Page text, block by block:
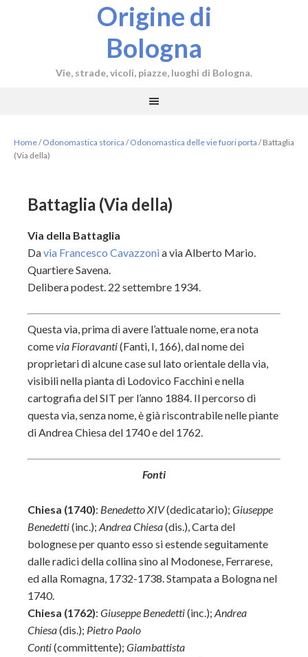
Origine di
Bologna
Vie, strade, vicoli, piazze, luoghi di Bologna.
Home/ Odonomastica storica / Odonomastica delle vie fuori porta /Battaglia
(Via della)
Battaglia (Via della)
Via della Battaglia
Davia Francesco Cavazzonia via Alberto Mario.
Quartiere Savena.
Delibera podest. 22 settembre 1934.
Questa via, prima di avere l’attuale nome, era nota
comevia Fioravanti(Fanti, I, 166), dal nome dei
proprietari di alcune case sul lato orientale della via,
visibili nella pianta di Lodovico Facchini e nella
cartografia del SIT per l’anno 1884. Il percorso di
questa via, senza nome, è già riscontrabile nelle piante
di Andrea Chiesa del 1740 e del 1762.
Fonti
Chiesa (1740): Benedetto XIV(dedicatario); Giuseppe
Benedetti(inc.); Andrea Chiesa(dis.), Carta del
bolognese per quanto esso si estende seguitamente
dalle radici della collina sino al Modonese, Ferrarese,
ed alla Romagna, 1732-1738. Stampata a Bologna nel
1740.
Chiesa (1762): Giuseppe Benedetti(inc.); Andrea
Chiesa(dis.); Pietro Paolo
Conti(committente); Giambattista